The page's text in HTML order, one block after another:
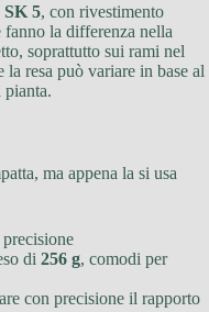
SK 5, con rivestimento
la differenza nella
soprattutto sui rami nel
la resa può variare in base al
pianta.
ma appena la si usa
di 256 g, comodi per
con precisione il rapporto